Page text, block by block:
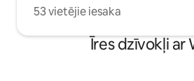
53 vietējie iesaka
Īres dzīvokļi ar